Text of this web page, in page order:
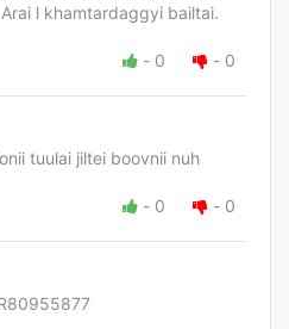
l khamtardaggyi bailtai.
- 0 - 0
tuulai jiltei boovnii nuh
- 0 - 0